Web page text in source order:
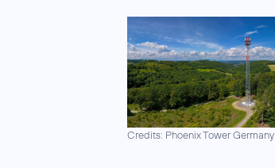
Credits: Phoenix Tower Germany